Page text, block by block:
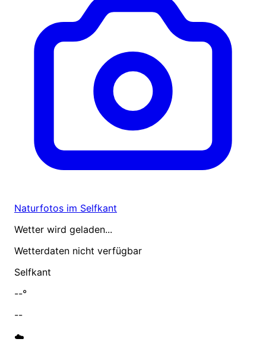
Naturfotos im Selfkant
Wetter wird geladen...
Wetterdaten nicht verfügbar
Selfkant
--°
--
☁️